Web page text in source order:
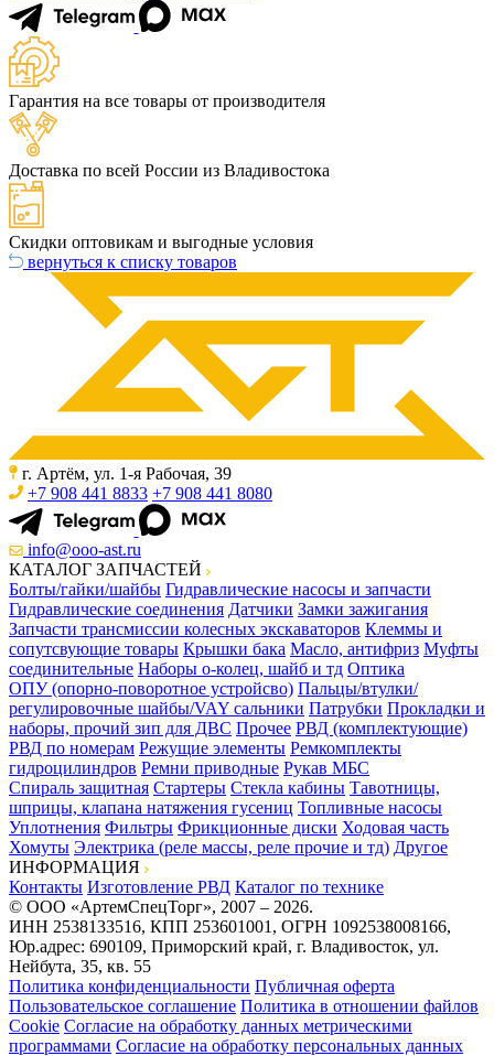
Гарантия на все товары от производителя
Доставка по всей России из Владивостока
Скидки оптовикам и выгодные условия
вернуться к списку товаров
г. Артём, ул. 1-я Рабочая, 39
+7 908 441 8833 +7 908 441 8080
info@ooo-ast.ru
КАТАЛОГ ЗАПЧАСТЕЙ
Болты/гайки/шайбы Гидравлические насосы и запчасти
Гидравлические соединения Датчики Замки зажигания
Запчасти трансмиссии колесных экскаваторов Клеммы и
сопутсвующие товары Крышки бака Масло, антифриз Муфты
соединительные Наборы о-колец, шайб и тд Оптика
ОПУ (опорно-поворотное устройсво) Пальцы/втулки/
регулировочные шайбы/VAY сальники Патрубки Прокладки и
наборы, прочий зип для ДВС Прочее РВД (комплектующие)
РВД по номерам Режущие элементы Ремкомплекты
гидроцилиндров Ремни приводные Рукав МБС
Спираль защитная Стартеры Стекла кабины Тавотницы,
шприцы, клапана натяжения гусениц Топливные насосы
Уплотнения Фильтры Фрикционные диски Ходовая часть
Хомуты Электрика (реле массы, реле прочие и тд) Другое
ИНФОРМАЦИЯ
Контакты Изготовление РВД Каталог по технике
© ООО «АртемСпецТорг», 2007 – 2026.
ИНН 2538133516, КПП 253601001, ОГРН 1092538008166,
Юр.адрес: 690109, Приморский край, г. Владивосток, ул.
Нейбута, 35, кв. 55
Политика конфиденциальности Публичная оферта
Пользовательское соглашение Политика в отношении файлов
Cookie Согласие на обработку данных метрическими
программами Согласие на обработку персональных данных